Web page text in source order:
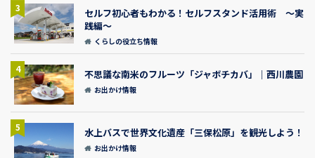
3
セルフ初心者もわかる！セルフスタンド活用術 ～実
践編～
くらしの役立ち情報
4 不思議な南米のフルーツ「ジャボチカバ」｜西川農園
お出かけ情報
5 水上バスで世界文化遺産「三保松原」を観光しよう！
お出かけ情報